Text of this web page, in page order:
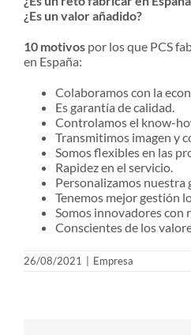
¿Es un valor añadido?
10 motivos por los que PCS
en España:
Colaboramos con la
Es garantía de calidad.
Controlamos el know-
Transmitimos imagen y
Somos flexibles en las
Rapidez en el servicio.
Personalizamos nuestra
Tenemos mejor gestión
Somos innovadores con
Conscientes de los
26/08/2021 Empresa